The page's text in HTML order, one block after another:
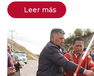
Leer más